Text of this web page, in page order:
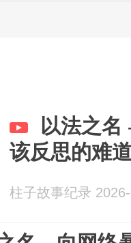
以法之名
该反思的难
柱子故事纪录